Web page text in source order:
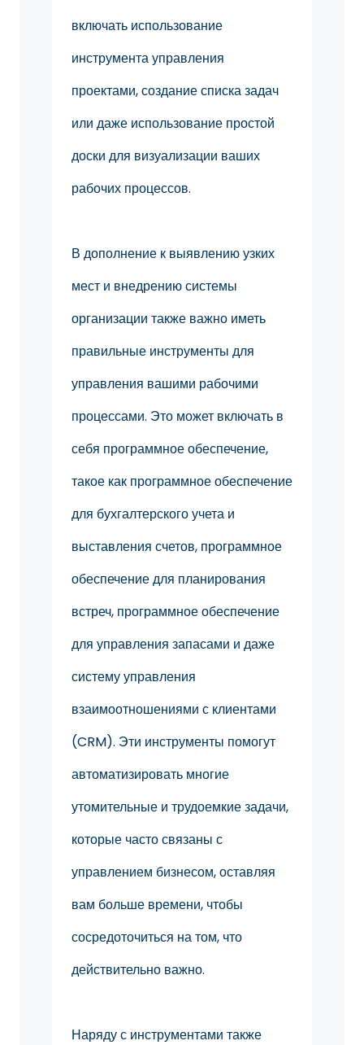
включать использование
инструмента управления
проектами, создание списка задач
или даже использование простой
доски для визуализации ваших
рабочих процессов.
В дополнение к выявлению узких
мест и внедрению системы
организации также важно иметь
правильные инструменты для
управления вашими рабочими
процессами. Это может включать в
себя программное обеспечение,
такое как программное обеспечение
для бухгалтерского учета и
выставления счетов, программное
обеспечение для планирования
встреч, программное обеспечение
для управления запасами и даже
систему управления
взаимоотношениями с клиентами
(CRM). Эти инструменты помогут
автоматизировать многие
утомительные и трудоемкие задачи,
которые часто связаны с
управлением бизнесом, оставляя
вам больше времени, чтобы
сосредоточиться на том, что
действительно важно.
Наряду с инструментами также